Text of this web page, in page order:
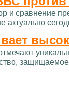
и сравнение
актуально